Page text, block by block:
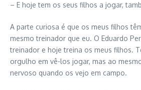
– E hoje tem os seus filhos a jogar,
A parte curiosa é que os meus filhos
mesmo treinador que eu. O Eduardo
treinador e hoje treina os meus filhos.
orgulho em vê-los jogar, mas ao
nervoso quando os vejo em campo.